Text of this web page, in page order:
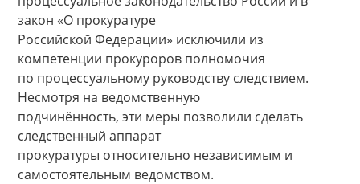
закон «О прокуратуре
Российской Федерации» исключили из
компетенции прокуроров полномочия
по процессуальному руководству следствием.
Несмотря на ведомственную
подчинённость, эти меры позволили сделать
следственный аппарат
прокуратуры относительно независимым и
самостоятельным ведомством.